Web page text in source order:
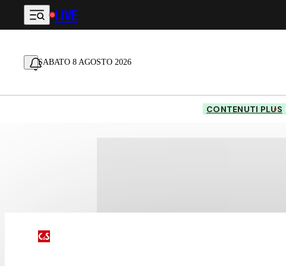
Vai al contenuto principale
LIVE
SABATO 8 AGOSTO 2026
CONTENUTI PLUS